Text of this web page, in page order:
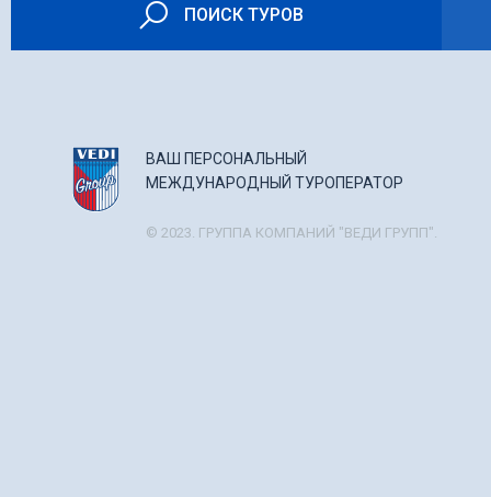
ПОИСК ТУРОВ
ВАШ ПЕРСОНАЛЬНЫЙ
МЕЖДУНАРОДНЫЙ ТУРОПЕРАТОР
© 2023. ГРУППА КОМПАНИЙ "ВЕДИ ГРУПП".